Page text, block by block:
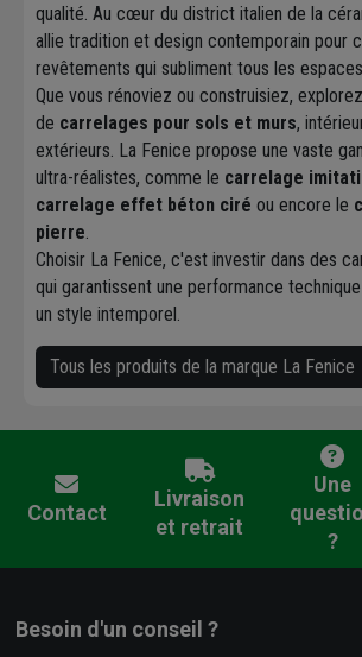
qualité. Au cœur du district italien de la
allie tradition et design contemporain pour
revêtements qui subliment tous les
Que vous rénoviez ou construisiez,
de carrelages pour sols et murs,
extérieurs. La Fenice propose une vaste
ultra-réalistes, comme le carrelage
carrelage effet béton ciré ou encore le
pierre.
Choisir La Fenice, c'est investir dans des
qui garantissent une performance
un style intemporel.
Tous les produits de la marque La Fenice
Contact
Livraison
et retrait
Une
?
Besoin d'un conseil ?